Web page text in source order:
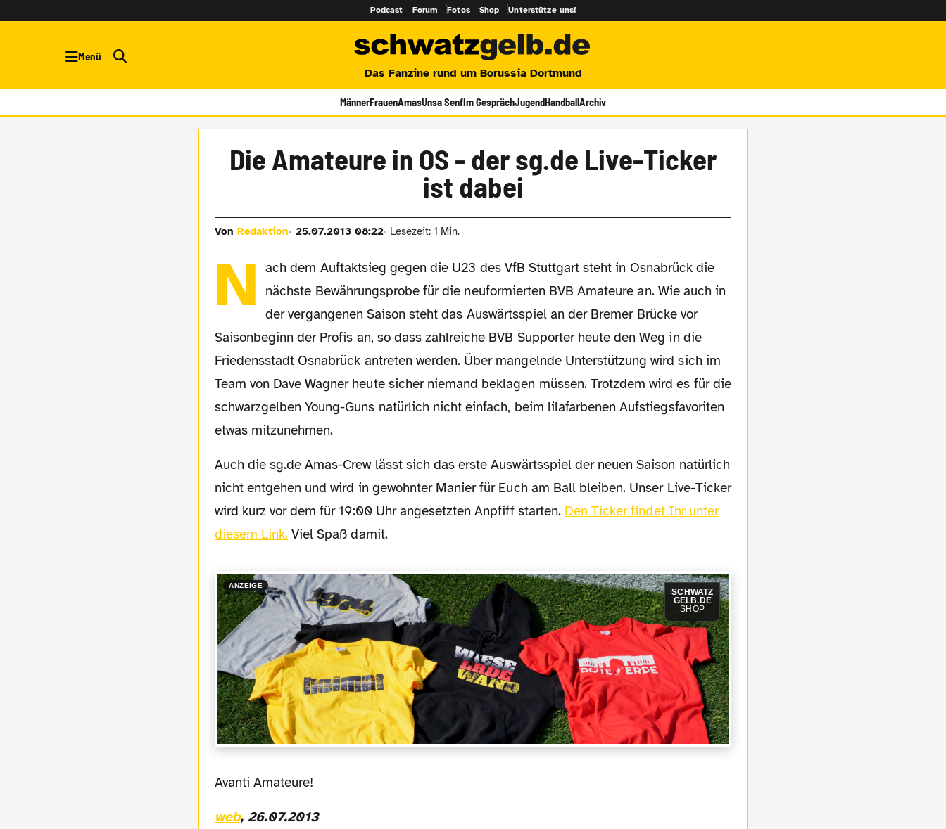
Podcast Forum Fotos Shop Unterstütze uns!
Menü
Das Fanzine rund um Borussia Dortmund
MännerFrauenAmasUnsa SenfIm GesprächJugendHandballArchiv
Die Amateure in OS - der sg.de Live-Ticker
ist dabei
Von Redaktion 25.07.2013 08:22 Lesezeit: 1 Min.
N ach dem Auftaktsieg gegen die U23 des VfB Stuttgart steht in Osnabrück die
nächste Bewährungsprobe für die neuformierten BVB Amateure an. Wie auch in
der vergangenen Saison steht das Auswärtsspiel an der Bremer Brücke vor
Saisonbeginn der Profis an, so dass zahlreiche BVB Supporter heute den Weg in die
Friedensstadt Osnabrück antreten werden. Über mangelnde Unterstützung wird sich im
Team von Dave Wagner heute sicher niemand beklagen müssen. Trotzdem wird es für die
schwarzgelben Young-Guns natürlich nicht einfach, beim lilafarbenen Aufstiegsfavoriten
etwas mitzunehmen.
Auch die sg.de Amas-Crew lässt sich das erste Auswärtsspiel der neuen Saison natürlich
nicht entgehen und wird in gewohnter Manier für Euch am Ball bleiben. Unser Live-Ticker
wird kurz vor dem für 19:00 Uhr angesetzten Anpfiff starten. Den Ticker findet Ihr unter
diesem Link. Viel Spaß damit.
ANZEIGE
SCHWATZ
GELB.DE
SHOP
Avanti Amateure!
web, 26.07.2013